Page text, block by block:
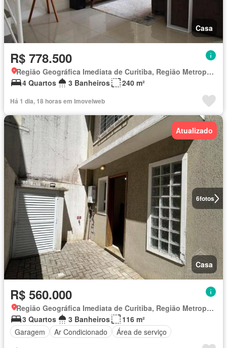
Casa
R$ 778.500
Região Geográfica Imediata de Curitiba, Região Metropolitana de Curitiba
4 Quartos
3 Banheiros 240 m²
Há 1 dia, 18 horas em Imovelweb
6fotos
Atualizado
Casa
R$ 560.000
Região Geográfica Imediata de Curitiba, Região Metropolitana de Curitiba
3 Quartos
3 Banheiros
116 m²
Garagem
Ar Condicionado Área de serviço